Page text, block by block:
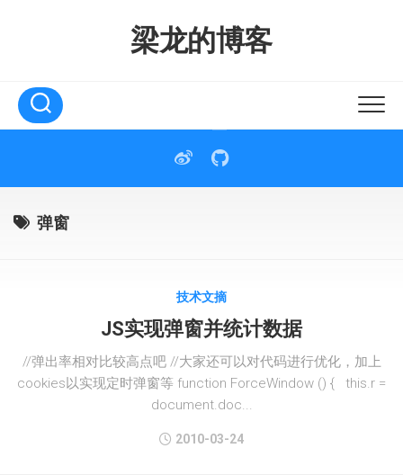
梁龙的博客
弹窗
技术文摘
JS实现弹窗并统计数据
//弹出率相对比较高点吧 //大家还可以对代码进行优化，加上
cookies以实现定时弹窗等 function ForceWindow () { this.r =
document.doc...
2010-03-24